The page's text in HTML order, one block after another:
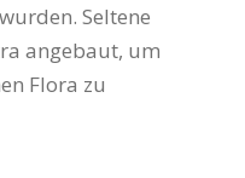
Seltene
angebaut, um
Flora zu